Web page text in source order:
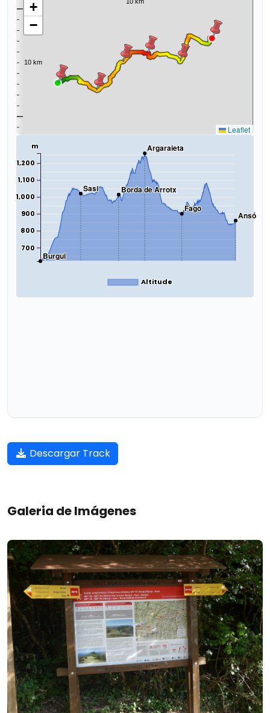
+
−
Leaflet
700
800
900
1,000
1,100
1,200
m
Ansó
Argaraieta
Borda de Arrotx
Burgui
Fago
Sasi
Altitude
Descargar Track
Galeria de Imágenes